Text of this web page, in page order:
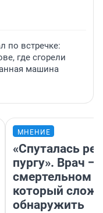
по встречке:
где сгорели
машина
МНЕНИЕ
«Спуталась
пургу». Врач —
смертельном
который
обнаружить